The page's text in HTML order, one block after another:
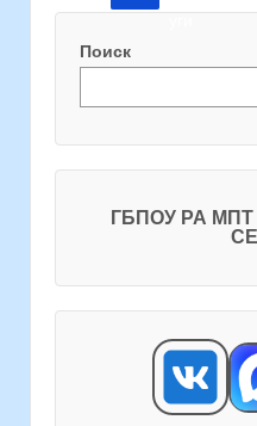
Поиск
ГБПОУ РА